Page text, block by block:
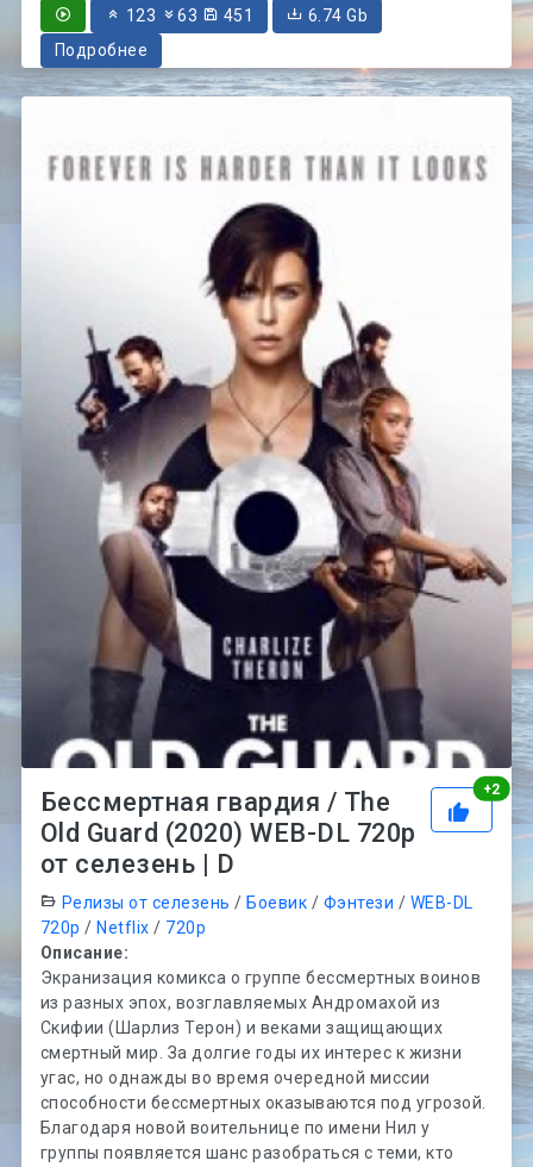
123
63 451
6.74 Gb
Подробнее
+2
Бессмертная гвардия / The
Old Guard (2020) WEB-DL 720p
от селезень | D
Релизы от селезень / Боевик / Фэнтези / WEB-DL
720p / Netflix / 720p
Описание:
Экранизация комикса о группе бессмертных воинов
из разных эпох, возглавляемых Андромахой из
Скифии (Шарлиз Терон) и веками защищающих
смертный мир. За долгие годы их интерес к жизни
угас, но однажды во время очередной миссии
способности бессмертных оказываются под угрозой.
Благодаря новой воительнице по имени Нил у
группы появляется шанс разобраться с теми, кто